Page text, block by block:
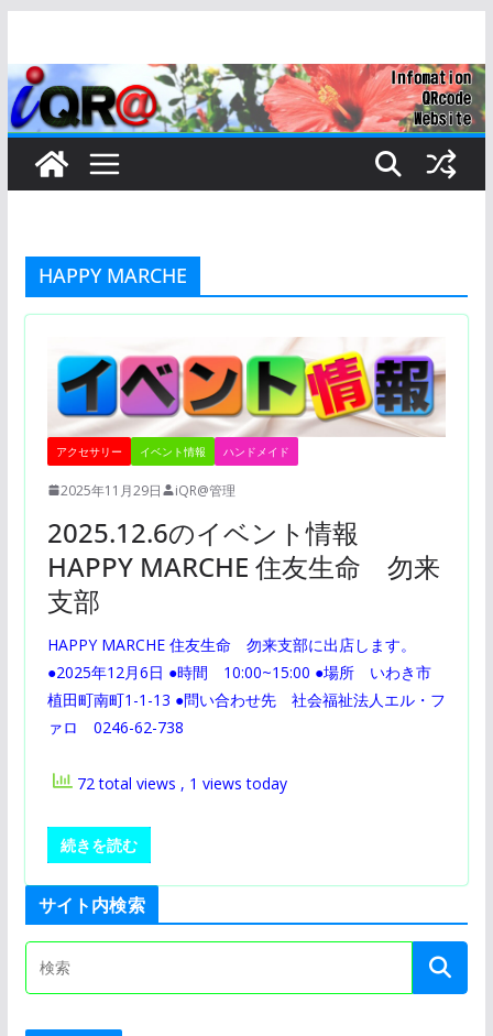
テ
ン
HAPPY MARCHE
アクセサリー イベント情報 ハンドメイド
2025年11月29日 iQR@管理
2025.12.6のイベント情報
HAPPY MARCHE 住友生命 勿来
支部
HAPPY MARCHE 住友生命 勿来支部に出店します。
●2025年12月6日 ●時間 10:00~15:00 ●場所 いわき市
植田町南町1-1-13 ●問い合わせ先 社会福祉法人エル・フ
ァロ 0246-62-738
72 total views , 1 views today
続きを読む
サイト内検索